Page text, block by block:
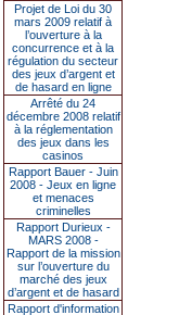
Projet de Loi du 30
mars 2009 relatif à
l’ouverture à la
concurrence et à la
régulation du secteur
des jeux d’argent et
de hasard en ligne
Arrêté du 24
décembre 2008 relatif
à la réglementation
des jeux dans les
casinos
Rapport Bauer - Juin
2008 - Jeux en ligne
et menaces
criminelles
Rapport Durieux -
MARS 2008 -
Rapport de la mission
sur l’ouverture du
marché des jeux
d’argent et de hasard
Rapport d'information